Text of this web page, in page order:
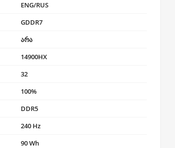
ENG/RUS
GDDR7
არა
14900HX
32
100%
DDR5
240 Hz
90 Wh